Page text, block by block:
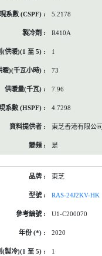
5.2178
R410A
1
73
7.96
4.7298
東芝香港有限公司
是
東芝
RAS-24J2KV-HK
U1-C200070
2020
1